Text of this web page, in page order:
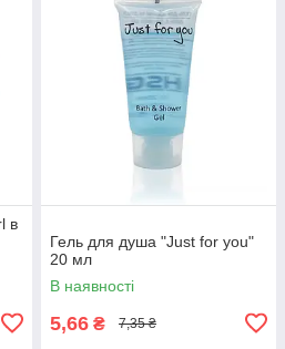
в
Гель для душа "Just for you"
20 мл
В наявності
5,66 ₴ 7,35 ₴